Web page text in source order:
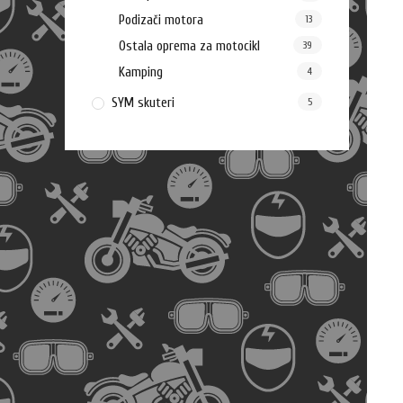
Podizači motora 13
Ostala oprema za motocikl 39
Kamping 4
SYM skuteri 5